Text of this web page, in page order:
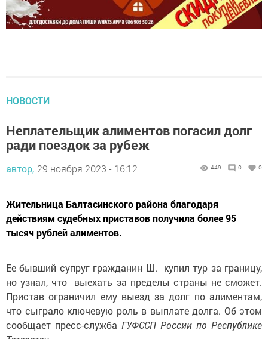
ради поездок за рубеж
автор, 29 ноября 2023 - 16:12
действиям судебных приставов получила более 95
тысяч рублей алиментов.
но узнал, что выехать за пределы страны не сможет.
Пристав ограничил ему выезд за долг по алиментам,
что сыграло ключевую роль в выплате долга. Об этом
сообщает пресс-службаГУФССП России по Республике
Татарстан.